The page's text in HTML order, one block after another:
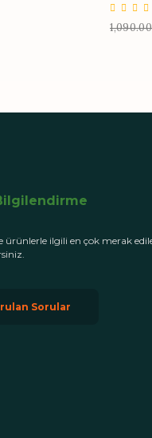
ürünlerle ilgili en çok merak
Sorular